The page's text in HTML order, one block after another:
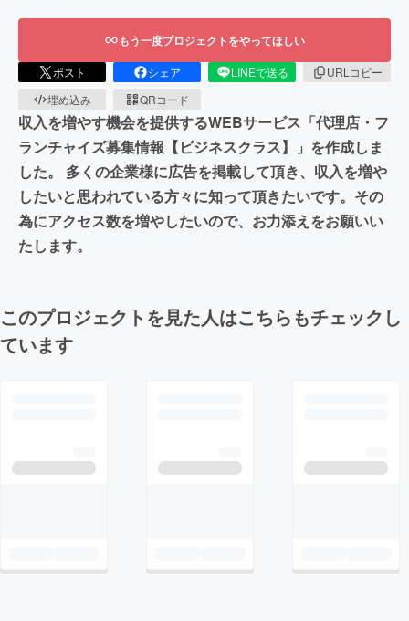
もう一度プロジェクトをやってほしい
ポスト シェア LINEで送る
URLコピー
埋め込み
QRコード
収入を増やす機会を提供するWEBサービス「代理店・フ
ランチャイズ募集情報【ビジネスクラス】」を作成しま
した。 多くの企業様に広告を掲載して頂き、収入を増や
したいと思われている方々に知って頂きたいです。その
為にアクセス数を増やしたいので、お力添えをお願いい
たします。
このプロジェクトを見た人はこちらもチェックし
ています